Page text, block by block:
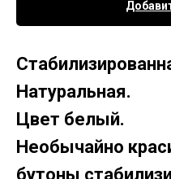
Натуральная.
Цвет белый.
Необычайно
бутоны